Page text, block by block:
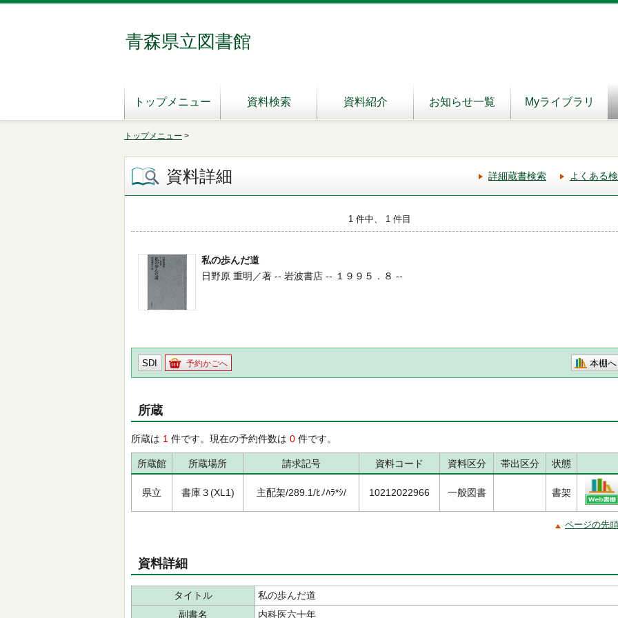
青森県立図書館
トップメニュー 資料検索 資料紹介 お知らせ一覧 Myライブラリ
トップメニュー >
資料詳細 詳細蔵書検索 よくある
1 件中、 1 件目
私の歩んだ道
日野原 重明／著 -- 岩波書店 -- １９９５．８ --
SDI 予約かごへ 本棚へ
所蔵
所蔵は 1 件です。現在の予約件数は 0 件です。
所蔵館 所蔵場所 請求記号 資料コード 資料区分 帯出区分 状態
県立 書庫３(XL1) 主配架/289.1/ﾋﾉﾊﾗ*ｼ/ 10212022966 一般図書 書架
ページの先
資料詳細
タイトル
私の歩んだ道
副書名
内科医六十年